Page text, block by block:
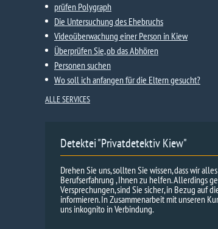
prüfen Polygraph
Die Untersuchung des Ehebruchs
Videoüberwachung einer Person in Kiew
Überprüfen Sie, ob das Abhören
Personen suchen
Wo soll ich anfangen für die Eltern gesucht?
ALLE SERVICES
Detektei "Privatdetektiv Kiew"
Drehen Sie uns, sollten Sie wissen, dass wir
Berufserfahrung , Ihnen zu helfen. Allerdings
Versprechungen, sind Sie sicher, in Bezug auf
informieren. In Zusammenarbeit mit unseren
uns inkognito in Verbindung.